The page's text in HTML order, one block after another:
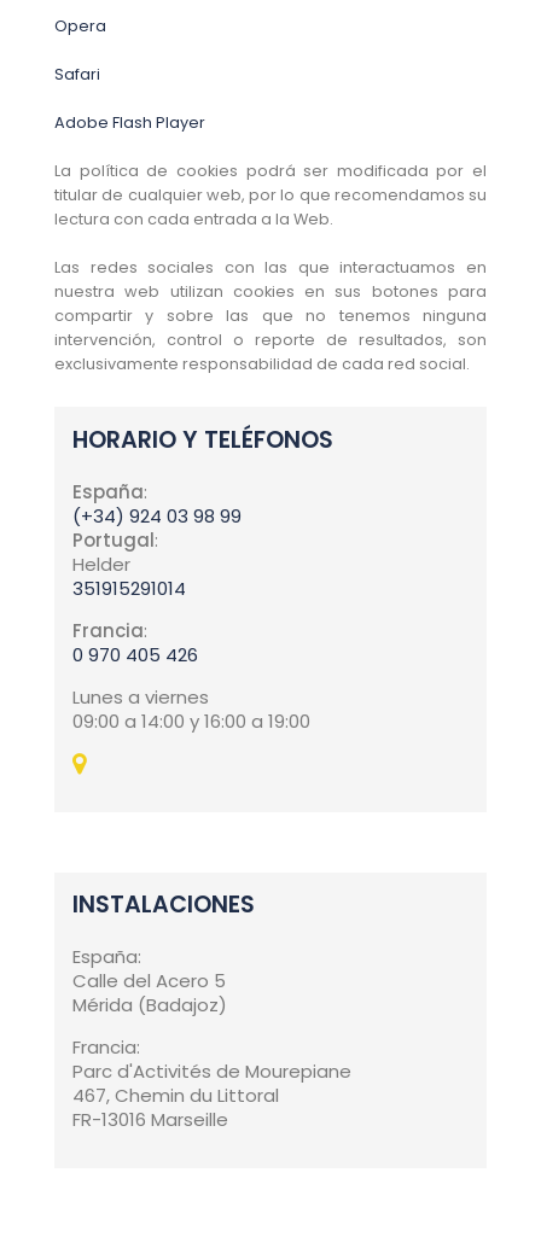
Opera
Safari
Adobe Flash Player
La política de cookies podrá ser modificada por el
titular de cualquier web, por lo que recomendamos su
lectura con cada entrada a la Web.
Las redes sociales con las que interactuamos en
nuestra web utilizan cookies en sus botones para
compartir y sobre las que no tenemos ninguna
intervención, control o reporte de resultados, son
exclusivamente responsabilidad de cada red social.
HORARIO Y TELÉFONOS
España:
(+34) 924 03 98 99
Portugal:
Helder
351915291014
Francia:
0 970 405 426
Lunes a viernes
09:00 a 14:00 y 16:00 a 19:00
INSTALACIONES
España:
Calle del Acero 5
Mérida (Badajoz)
Francia:
Parc d'Activités de Mourepiane
467, Chemin du Littoral
FR-13016 Marseille